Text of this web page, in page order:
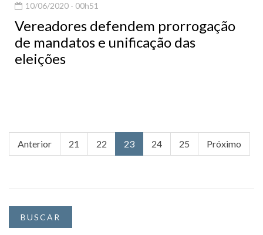
10/06/2020 - 00h51
Vereadores defendem prorrogação
de mandatos e unificação das
eleições
Anterior 21 22 23 24 25 Próximo
BUSCAR